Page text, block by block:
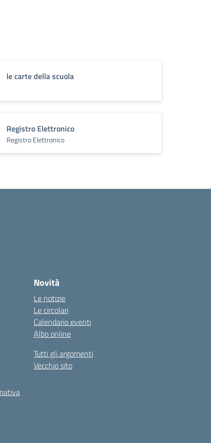
le carte della scuola
Registro Elettronico
Registro Elettronico
Novità
Le notizie
Le circolari
Calendario eventi
Albo online
Tutti gli argomenti
Vecchio sito